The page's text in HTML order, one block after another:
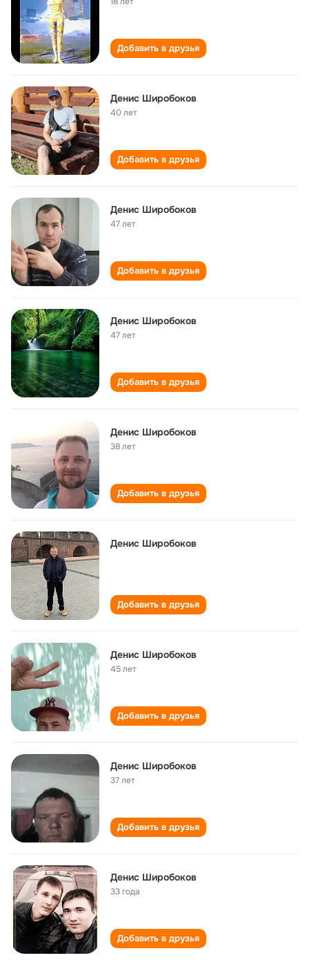
Добавить в друзья
Денис Широбоков
40 лет
Добавить в друзья
Денис Широбоков
47 лет
Добавить в друзья
Денис Широбоков
47 лет
Добавить в друзья
Денис Широбоков
38 лет
Добавить в друзья
Денис Широбоков
Добавить в друзья
Денис Широбоков
45 лет
Добавить в друзья
Денис Широбоков
37 лет
Добавить в друзья
Денис Широбоков
33 года
Добавить в друзья